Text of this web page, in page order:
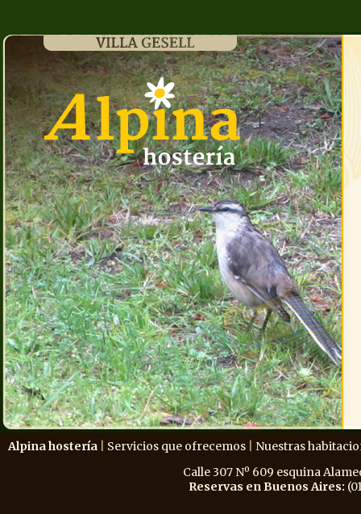
Alpina hostería Servicios que ofrecemos
Nuestras
Calle 307 Nº 609 esquina
Reservas en Buenos Aires: